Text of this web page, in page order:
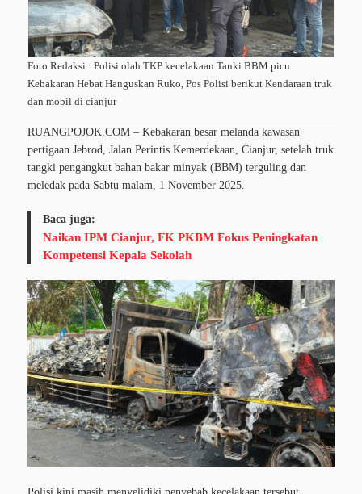
Foto Redaksi : Polisi olah TKP kecelakaan Tanki BBM picu
Kebakaran Hebat Hanguskan Ruko, Pos Polisi berikut Kendaraan truk
dan mobil di cianjur
RUANGPOJOK.COM – Kebakaran besar melanda kawasan
pertigaan Jebrod, Jalan Perintis Kemerdekaan, Cianjur, setelah truk
tangki pengangkut bahan bakar minyak (BBM) terguling dan
meledak pada Sabtu malam, 1 November 2025.
Baca juga:
Naikan IPM Cianjur, FK PKBM Fokus Peningkatan
Kompetensi Kepala Sekolah